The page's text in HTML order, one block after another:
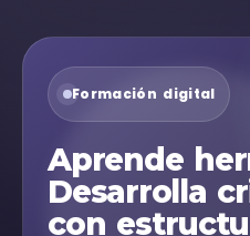
Formación digital
Aprende
Desarrolla
con